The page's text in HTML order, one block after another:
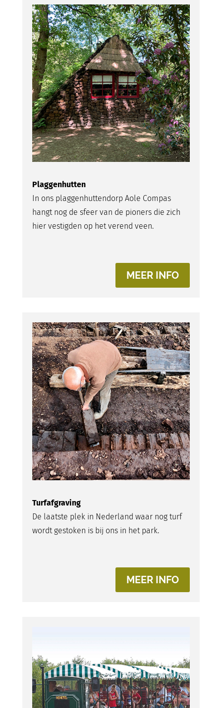
Plaggenhutten
In ons plaggenhuttendorp Aole Compas
hangt nog de sfeer van de pioners die zich
hier vestigden op het verend veen.
MEER INFO
Turfafgraving
De laatste plek in Nederland waar nog turf
wordt gestoken is bij ons in het park.
MEER INFO